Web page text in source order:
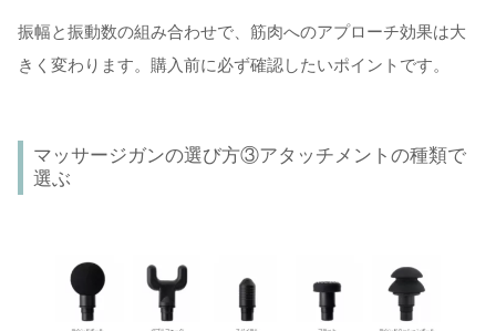
振幅と振動数の組み合わせで、筋肉へのアプローチ効果は大
きく変わります。購入前に必ず確認したいポイントです。
マッサージガンの選び方③アタッチメントの種類で
選ぶ